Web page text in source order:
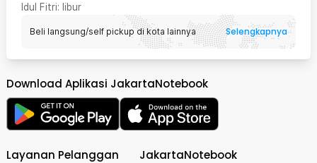
Idul Fitri: libur
Beli langsung/self pickup di kota lainnya Selengkapnya
Download Aplikasi JakartaNotebook
Layanan Pelanggan JakartaNotebook